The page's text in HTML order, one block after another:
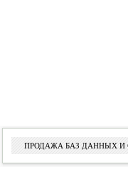
ПРОДАЖА БАЗ ДАННЫХ И